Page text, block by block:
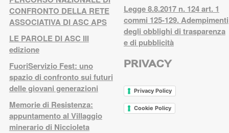
CONFRONTO DELLA RETE
ASSOCIATIVA DI ASC APS
LE PAROLE DI ASC III
edizione
FuoriServizio Fest: uno
spazio di confronto sui futuri
delle giovani generazioni
Memorie di Resistenza:
appuntamento al Villaggio
minerario di Niccioleta
Legge 8.8.2017 n. 124 art. 1
commi 125-129. Adempimenti
degli obblighi di trasparenza
e di pubblicità
PRIVACY
Privacy Policy
Cookie Policy